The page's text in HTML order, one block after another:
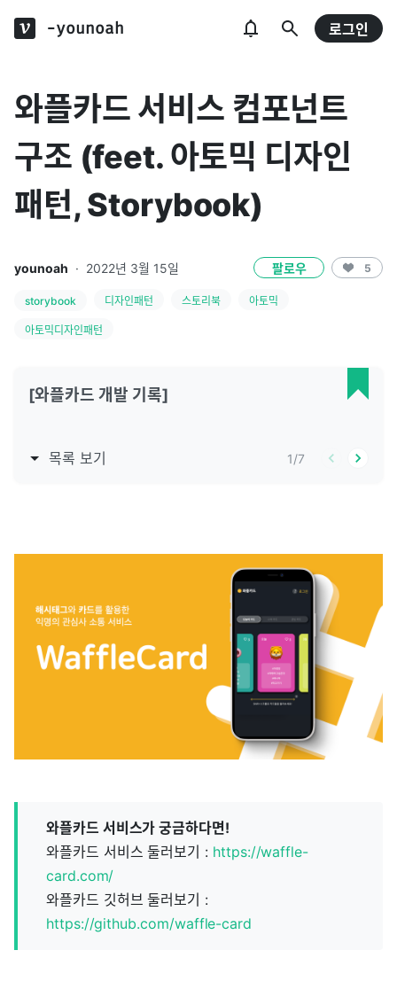
-younoah 로그인
와플카드 서비스 컴포넌트
구조 (feet. 아토믹 디자인
패턴, Storybook)
younoah · 2022년 3월 15일 팔로우 5
storybook 디자인패턴 스토리북 아토믹
아토믹디자인패턴
[와플카드 개발 기록]
목록 보기 1/7
와플카드 서비스가 궁금하다면!
와플카드 서비스 둘러보기 : https://waffle-
card.com/
와플카드 깃허브 둘러보기 :
https://github.com/waffle-card